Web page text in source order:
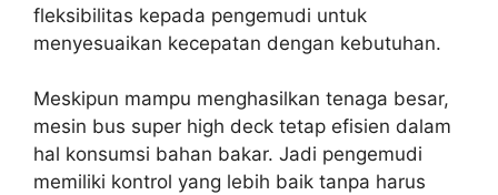
fleksibilitas kepada pengemudi untuk
menyesuaikan kecepatan dengan kebutuhan.
Meskipun mampu menghasilkan tenaga besar,
mesin bus super high deck tetap efisien dalam
hal konsumsi bahan bakar. Jadi pengemudi
memiliki kontrol yang lebih baik tanpa harus